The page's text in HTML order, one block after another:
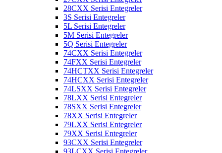
28CXX Serisi Entegreler
3S Serisi Entegreler
5L Serisi Entegreler
5M Serisi Entegreler
5Q Serisi Entegreler
74CXX Serisi Entegreler
74FXX Serisi Entegreler
74HCTXX Serisi Entegreler
74HCXX Serisi Entegreler
74LSXX Serisi Entegreler
78LXX Serisi Entegreler
78SXX Serisi Entegreler
78XX Serisi Entegreler
79LXX Serisi Entegreler
79XX Serisi Entegreler
93CXX Serisi Entegreler
93LCXX Serisi Entegreler